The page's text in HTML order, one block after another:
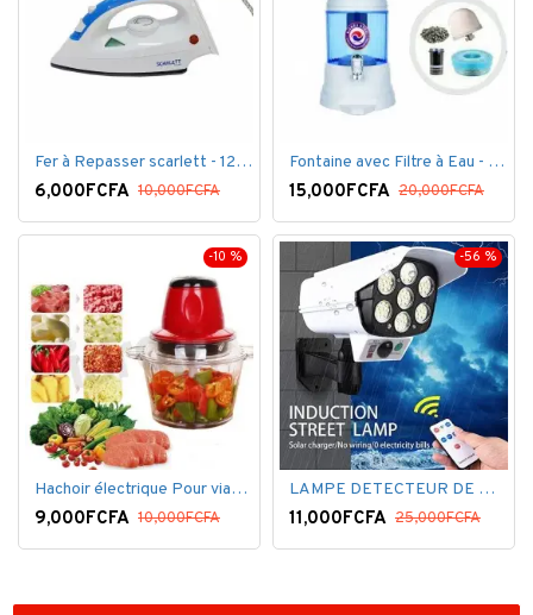
Fer à Repasser scarlett - 1200 W - Bleu Blanc
6,000FCFA 10,000FCFA
Fontaine avec Filtre à Eau - 16 Litres - Blanc
15,000FCFA 20,000FCFA
-10 %
Hachoir électrique Pour viandes et légumes -Rouge
9,000FCFA 10,000FCFA
-56 %
LAMPE DETECTEUR DE MOUVEMENT SOLAR SENSOR LIGHT
11,000FCFA 25,000FCFA